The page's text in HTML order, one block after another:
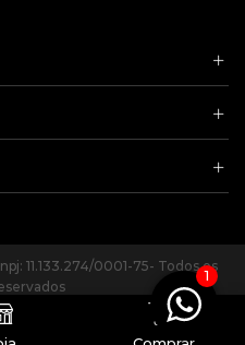
11.133.274/0001-75- Todos os
0
1